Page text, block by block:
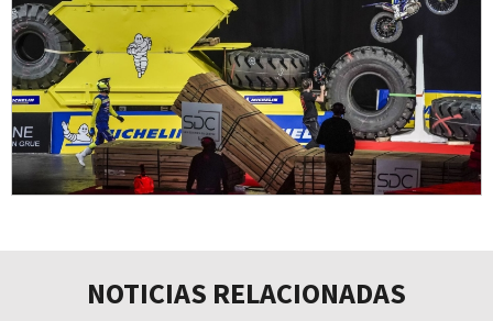
NOTICIAS RELACIONADAS